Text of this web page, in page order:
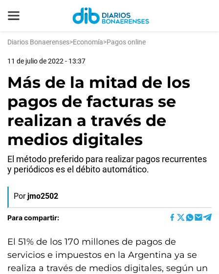
Diarios Bonaerenses>Economía>Pagos online
11 de julio de 2022 - 13:37
Más de la mitad de los
pagos de facturas se
realizan a través de
medios digitales
El método preferido para realizar pagos recurrentes
y periódicos es el débito automático.
Por jmo2502
Para compartir:
El 51% de los 170 millones de pagos de
servicios e impuestos en la Argentina ya se
realiza a través de medios digitales, según un